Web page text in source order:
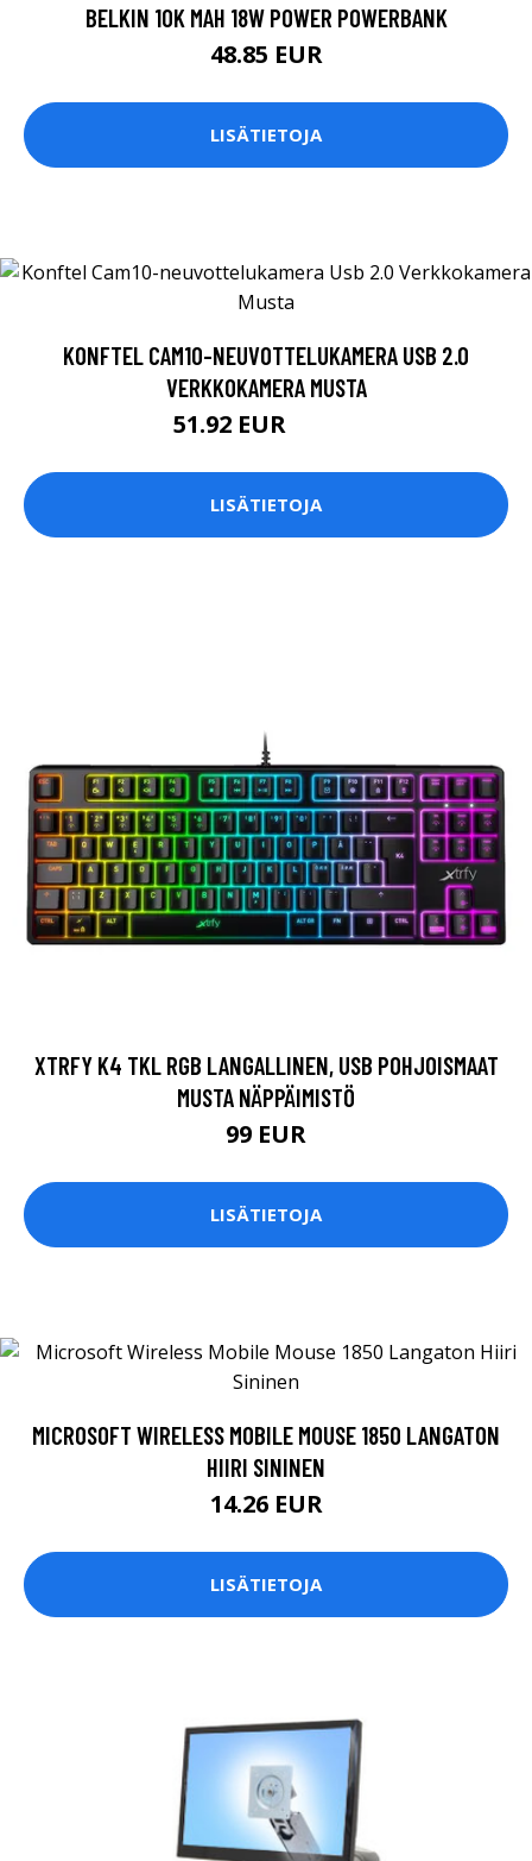
BELKIN 10K MAH 18W POWER POWERBANK
48.85 EUR
LISÄTIETOJA
KONFTEL CAM10-NEUVOTTELUKAMERA USB 2.0
VERKKOKAMERA MUSTA
51.92 EUR
LISÄTIETOJA
XTRFY K4 TKL RGB LANGALLINEN, USB POHJOISMAAT
MUSTA NÄPPÄIMISTÖ
99 EUR
LISÄTIETOJA
MICROSOFT WIRELESS MOBILE MOUSE 1850 LANGATON
HIIRI SININEN
14.26 EUR
LISÄTIETOJA